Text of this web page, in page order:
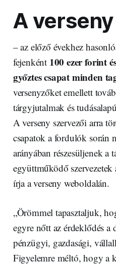
A
– az előző évekhez
fejenként 100 ezer forint
győztes csapat minden
versenyzőket emellett
tárgyjutalmak és
A verseny szervezői arra
csapatok a fordulók során
arányában részesüljenek a
együttműködő
írja a verseny weboldalán.
„Örömmel tapasztaljuk,
egyre nőtt az érdeklődés a
pénzügyi, gazdasági,
Figyelemre méltó, hogy a